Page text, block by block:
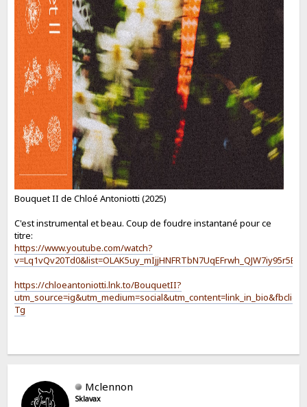
Bouquet II de Chloé Antoniotti (2025)
C'est instrumental et beau. Coup de foudre instantané pour ce
titre:
https://www.youtube.com/watch?
https://chloeantoniotti.lnk.to/BouquetII?
Tg
Mclennon
Sklavax